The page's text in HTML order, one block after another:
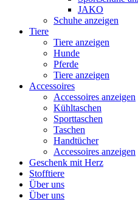
JAKO
Schuhe anzeigen
Tiere
Tiere anzeigen
Hunde
Pferde
Tiere anzeigen
Accessoires
Accessoires anzeigen
Kühltaschen
Sporttaschen
Taschen
Handtücher
Accessoires anzeigen
Geschenk mit Herz
Stofftiere
Über uns
Über uns